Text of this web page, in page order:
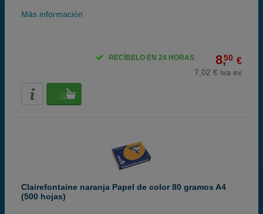
Más información
8,50 €
7,02 € iva ex
RECÍBELO EN 24 HORAS
Clairefontaine naranja Papel de color 80 gramos A4
(500 hojas)